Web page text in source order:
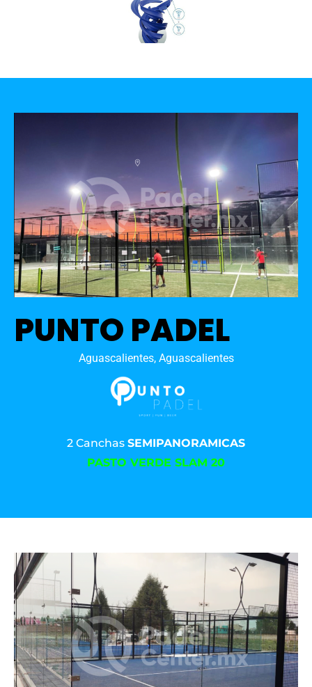
PUNTO PADEL
Aguascalientes, Aguascalientes
2 Canchas SEMIPANORAMICAS
PASTO VERDE SLAM 20